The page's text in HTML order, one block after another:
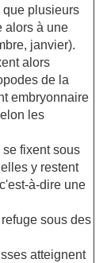
que plusieurs
alors à une
janvier).
alors
de la
embryonnaire
les
se fixent sous
y restent
à-dire une
sous des
atteignent